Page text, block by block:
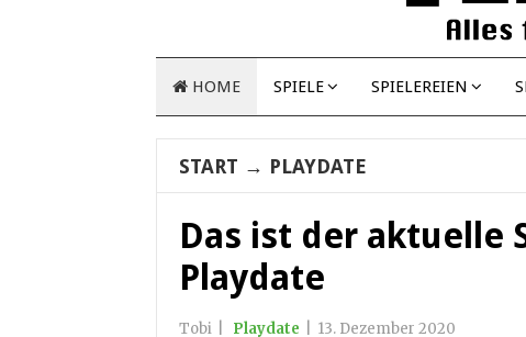
HOME SPIELE SPIELEREIEN
START → PLAYDATE
Das ist der aktuelle
Playdate
Tobi Playdate 13. Dezember 2020